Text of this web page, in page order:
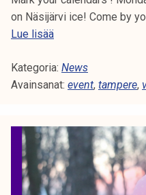
on Näsijärvi ice! Come by
Lue lisääV
l
e
i
n
e
'
Kategoria: News
Avainsanat: event, tampere,